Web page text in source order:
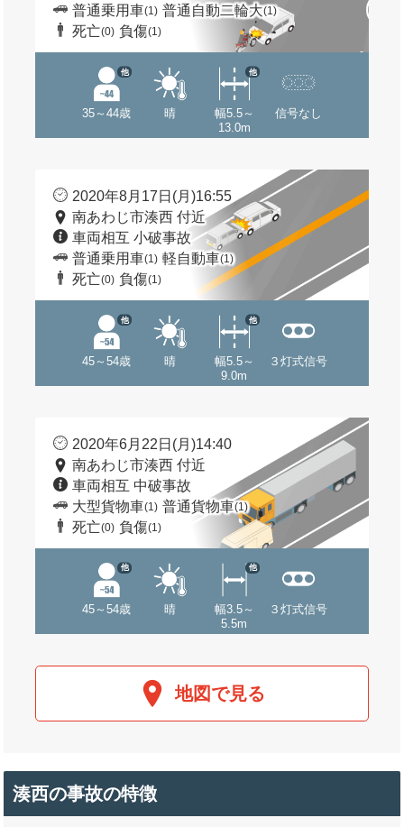
普通乗用車(1) 普通自動二輪大(1)
死亡(0) 負傷(1)
35～44歳
他
晴
幅5.5～
13.0m
他
信号なし
2020年8月17日(月)16:55
南あわじ市湊西 付近
車両相互 小破事故
普通乗用車(1) 軽自動車(1)
死亡(0) 負傷(1)
45～54歳
他
晴
幅5.5～
9.0m
他
３灯式信号
2020年6月22日(月)14:40
南あわじ市湊西 付近
車両相互 中破事故
大型貨物車(1) 普通貨物車(1)
死亡(0) 負傷(1)
45～54歳
他
晴
幅3.5～
5.5m
他
３灯式信号
地図で見る
湊西の事故の特徴